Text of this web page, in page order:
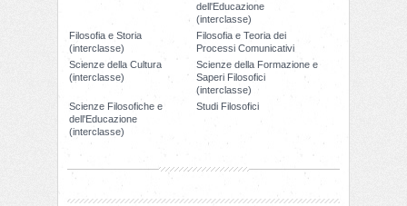
dell'Educazione
(interclasse)
Filosofia e Storia
(interclasse)
Filosofia e Teoria dei
Processi Comunicativi
Scienze della Cultura
(interclasse)
Scienze della Formazione e
Saperi Filosofici
(interclasse)
Scienze Filosofiche e
dell'Educazione
(interclasse)
Studi Filosofici